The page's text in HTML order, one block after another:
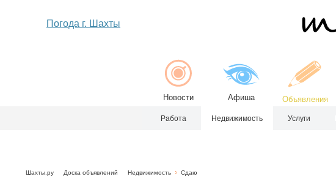
Погода г. Шахты
Новости Афиша Объявления
Работа Недвижимость Услуги
Шахты.ру Доска объявлений Недвижимость Сдаю